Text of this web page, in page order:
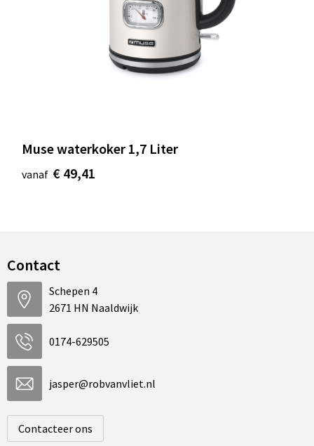
Muse waterkoker 1,7 Liter
vanaf € 49,41
Contact
Schepen 4
2671 HN Naaldwijk
0174-629505
jasper@robvanvliet.nl
Contacteer ons